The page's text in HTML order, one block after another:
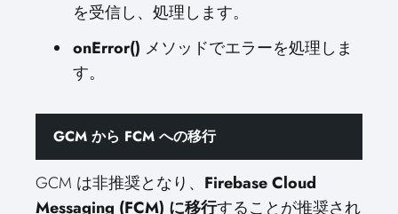
を受信し、処理します。
onError() メソッドでエラーを処理しま
す。
GCM から FCM への移行
GCM は非推奨となり、 Firebase Cloud
Messaging (FCM) に移行することが推奨され